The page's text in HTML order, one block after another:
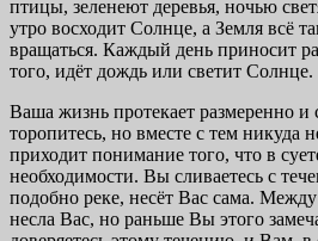
птицы, зеленеют деревья, ночью
утро восходит Солнце, а Земля всё
вращаться. Каждый день приносит
того, идёт дождь или светит Солнце.
Ваша жизнь протекает размеренно
торопитесь, но вместе с тем никуда
приходит понимание того, что в
необходимости. Вы сливаетесь с
подобно реке, несёт Вас сама.
несла Вас, но раньше Вы этого